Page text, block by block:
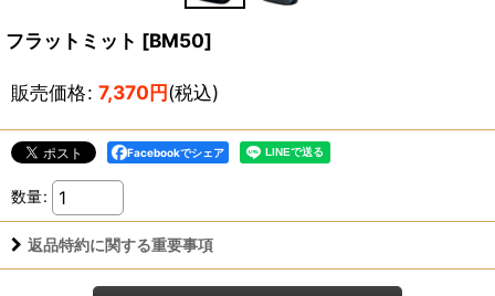
フラットミット [BM50]
販売価格: 7,370円(税込)
Facebookでシェア
数量:
返品特約に関する重要事項